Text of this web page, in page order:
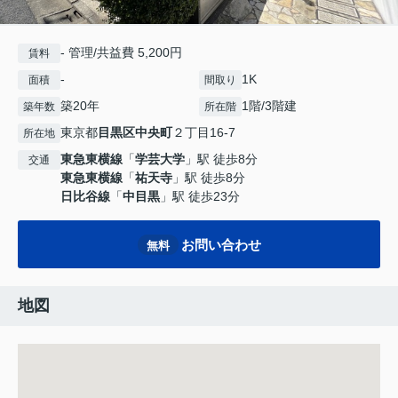
賃料 - 管理/共益費 5,200円
面積 - 間取り 1K
築年数 築20年 所在階 1階/3階建
所在地 東京都目黒区中央町２丁目16-7
交通 東急東横線 「学芸大学 」駅 徒歩8分
東急東横線 「祐天寺 」駅 徒歩8分
日比谷線 「中目黒 」駅 徒歩23分
無料 お問い合わせ
地図